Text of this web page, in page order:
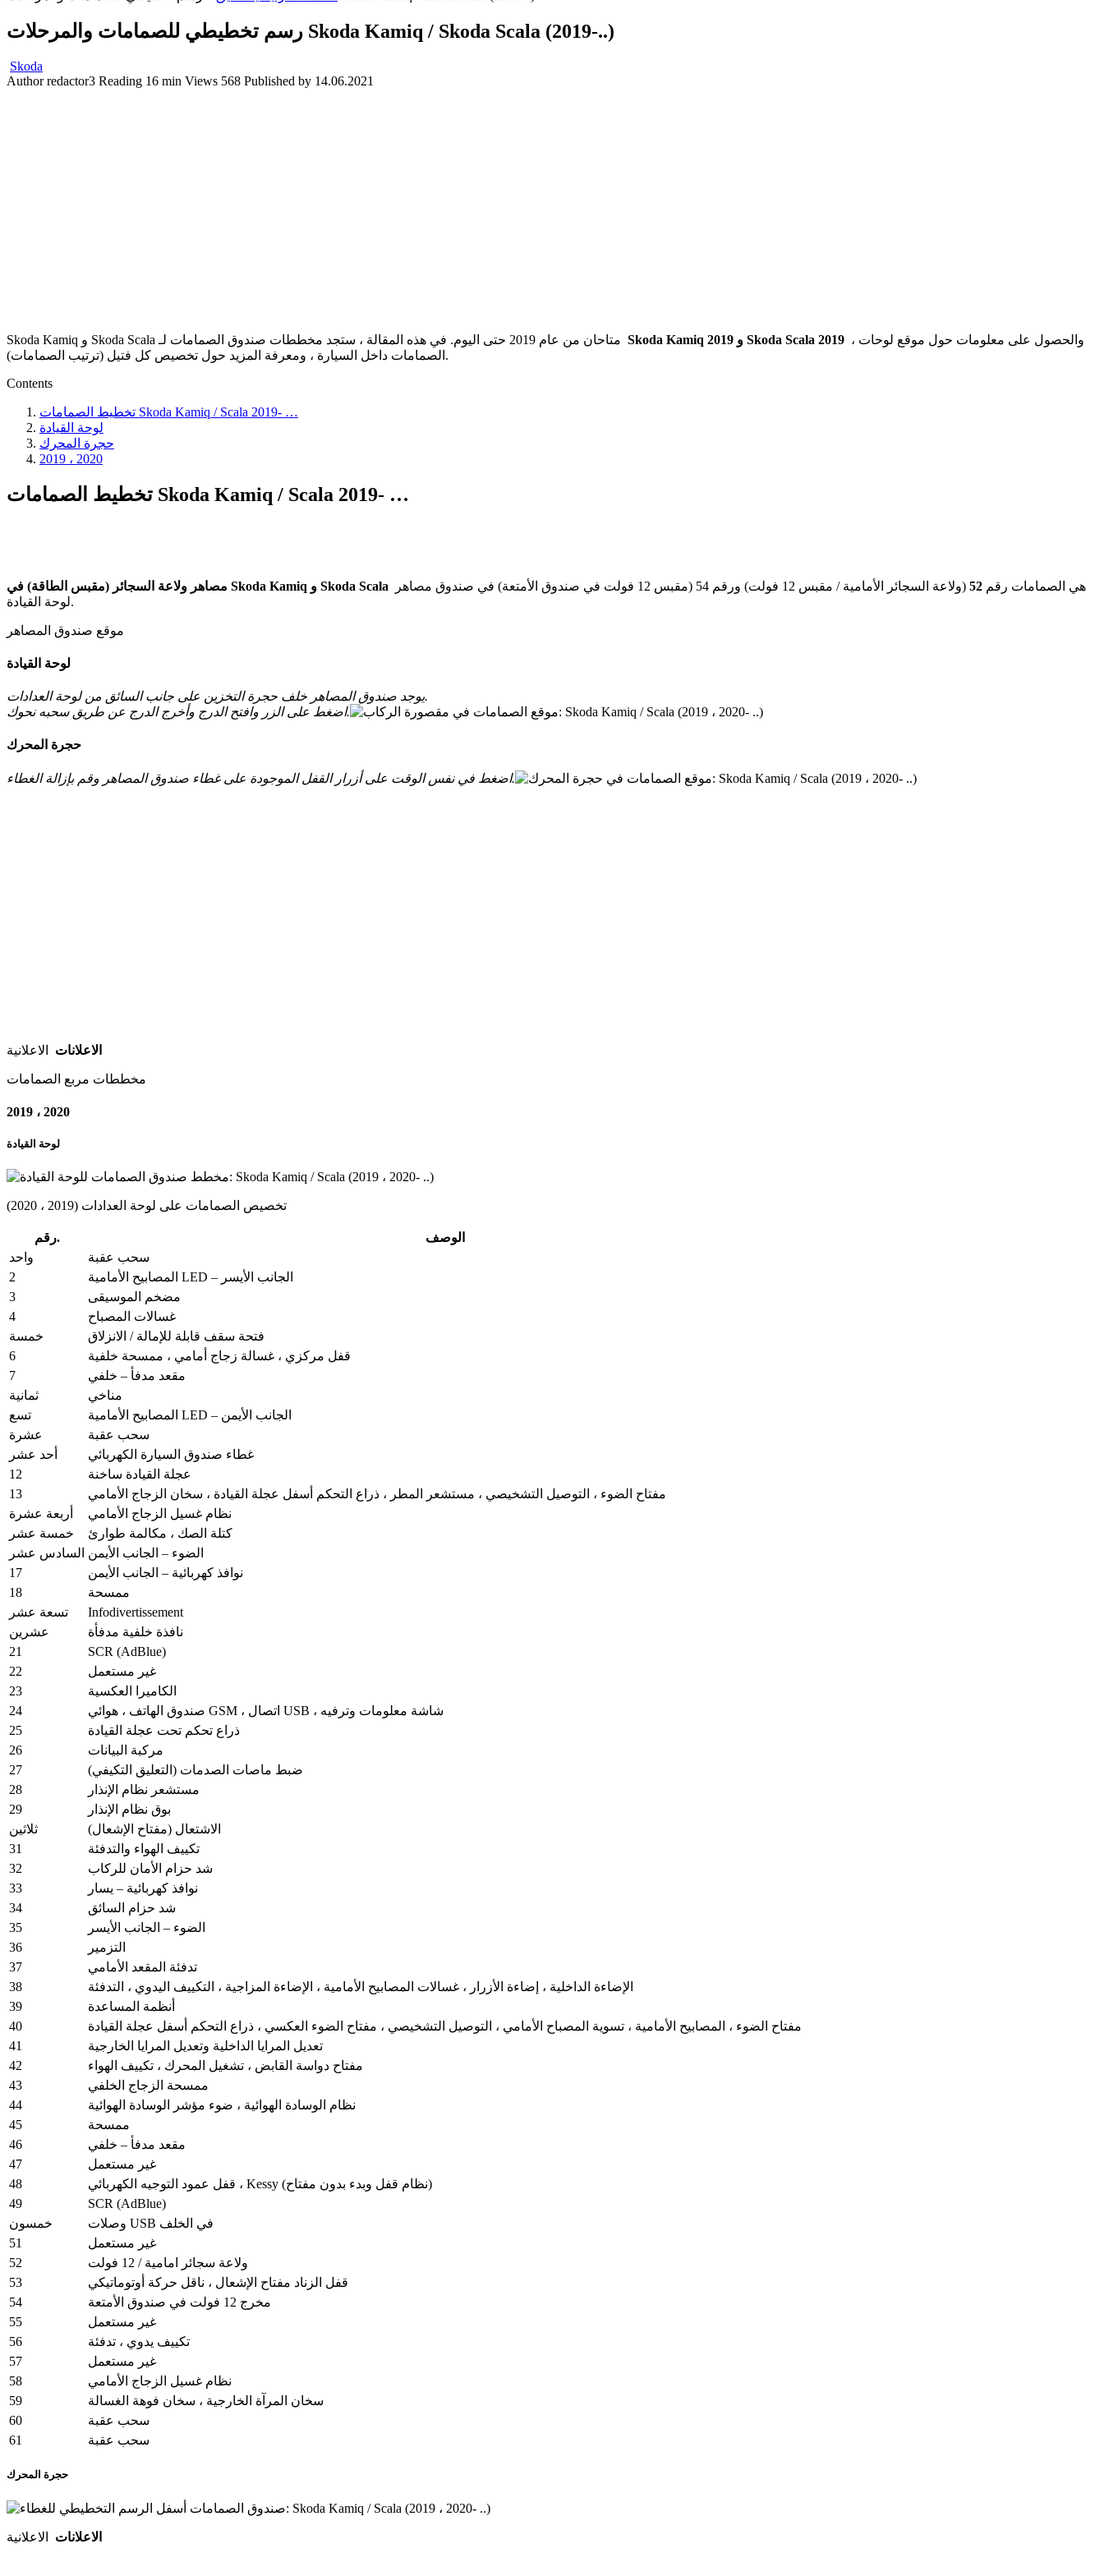
رسم تخطيطي للصمامات والمرحلات Skoda Kamiq / Skoda Scala (2019-..)
Skoda
Author redactor3 Reading 16 min Views 568 Published by 14.06.2021
Skoda Kamiq و Skoda Scala متاحان من عام 2019 حتى اليوم. Skoda Kamiq 2019 و Skoda Scala 2019 ، والحصول على معلومات حول موقع لوحات
الصمامات داخل السيارة ، ومعرفة المزيد حول تخصيص كل فتيل (ترتيب الصمامات).
Contents
تخطيط الصمامات Skoda Kamiq / Scala 2019- …
لوحة القيادة
حجرة المحرك
2019 ، 2020
تخطيط الصمامات Skoda Kamiq / Scala 2019- …
مصاهر ولاعة السجائر (مقبس الطاقة) في Skoda Kamiq و Skoda Scala هي الصمامات رقم 52
(ولاعة السجائر الأمامية / مقبس 12 فولت) ورقم 54 (مقبس 12 فولت في صندوق الأمتعة) في صندوق مصاهر
لوحة القيادة.
موقع صندوق المصاهر
لوحة القيادة
يوجد صندوق المصاهر خلف حجرة التخزين على جانب السائق من لوحة العدادات.
اضغط على الزر وافتح الدرج وأخرج الدرج عن طريق سحبه نحوك.
حجرة المحرك
اضغط في نفس الوقت على أزرار القفل الموجودة على غطاء صندوق المصاهر وقم بإزالة الغطاء.
الاعلانات الاعلانية
مخططات مربع الصمامات
2019 ، 2020
لوحة القيادة
تخصيص الصمامات على لوحة العدادات (2019 ، 2020)
رقم.
الوصف
واحد
سحب عقبة
2
المصابيح الأمامية LED – الجانب الأيسر
3
مضخم الموسيقى
4
غسالات المصباح
خمسة
فتحة سقف قابلة للإمالة / الانزلاق
6
قفل مركزي ، غسالة زجاج أمامي ، ممسحة خلفية
7
مقعد مدفأ – خلفي
ثمانية
مناخي
تسع
المصابيح الأمامية LED – الجانب الأيمن
عشرة
سحب عقبة
أحد عشر
غطاء صندوق السيارة الكهربائي
12
عجلة القيادة ساخنة
13
مفتاح الضوء ، التوصيل التشخيصي ، مستشعر المطر ، ذراع التحكم أسفل عجلة القيادة ، سخان الزجاج الأمامي
أربعة عشرة
نظام غسيل الزجاج الأمامي
خمسة عشر
كتلة الصك ، مكالمة طوارئ
السادس عشر الضوء – الجانب الأيمن
17
نوافذ كهربائية – الجانب الأيمن
18
ممسحة
تسعة عشر
Infodivertissement
عشرين
نافذة خلفية مدفأة
21
SCR (AdBlue)
22
غير مستعمل
23
الكاميرا العكسية
24
صندوق الهاتف ، هوائي GSM ، اتصال USB ، شاشة معلومات وترفيه
25
ذراع تحكم تحت عجلة القيادة
26
مركبة البيانات
27
ضبط ماصات الصدمات (التعليق التكيفي)
28
مستشعر نظام الإنذار
29
بوق نظام الإنذار
ثلاثين
الاشتعال (مفتاح الإشعال)
31
تكييف الهواء والتدفئة
32
شد حزام الأمان للركاب
33
نوافذ كهربائية – يسار
34
شد حزام السائق
35
الضوء – الجانب الأيسر
36
التزمير
37
تدفئة المقعد الأمامي
38
الإضاءة الداخلية ، إضاءة الأزرار ، غسالات المصابيح الأمامية ، الإضاءة المزاجية ، التكييف اليدوي ، التدفئة
39
أنظمة المساعدة
40
مفتاح الضوء ، المصابيح الأمامية ، تسوية المصباح الأمامي ، التوصيل التشخيصي ، مفتاح الضوء العكسي ، ذراع التحكم أسفل عجلة القيادة
41
تعديل المرايا الداخلية وتعديل المرايا الخارجية
42
مفتاح دواسة القابض ، تشغيل المحرك ، تكييف الهواء
43
ممسحة الزجاج الخلفي
44
نظام الوسادة الهوائية ، ضوء مؤشر الوسادة الهوائية
45
ممسحة
46
مقعد مدفأ – خلفي
47
غير مستعمل
48
قفل عمود التوجيه الكهربائي ، Kessy (نظام قفل وبدء بدون مفتاح)
49
SCR (AdBlue)
خمسون
وصلات USB في الخلف
51
غير مستعمل
52
ولاعة سجائر امامية / 12 فولت
53
قفل الزناد مفتاح الإشعال ، ناقل حركة أوتوماتيكي
54
مخرج 12 فولت في صندوق الأمتعة
55
غير مستعمل
56
تكييف يدوي ، تدفئة
57
غير مستعمل
58
نظام غسيل الزجاج الأمامي
59
سخان المرآة الخارجية ، سخان فوهة الغسالة
60
سحب عقبة
61
سحب عقبة
حجرة المحرك
الاعلانات الاعلانية